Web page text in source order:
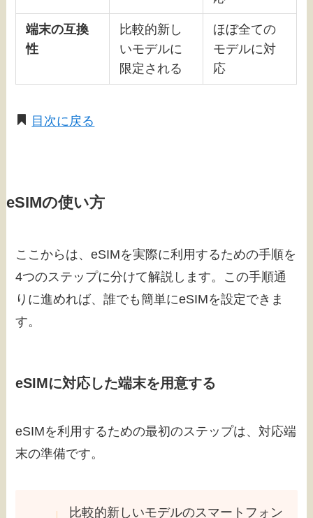
端末の互換
性
比較的新し
いモデルに
限定される
ほぼ全ての
モデルに対
応
目次に戻る
eSIMの使い方
ここからは、eSIMを実際に利用するための手順を
4つのステップに分けて解説します。この手順通
りに進めれば、誰でも簡単にeSIMを設定できま
す。
eSIMに対応した端末を用意する
eSIMを利用するための最初のステップは、対応端
末の準備です。
比較的新しいモデルのスマートフォン